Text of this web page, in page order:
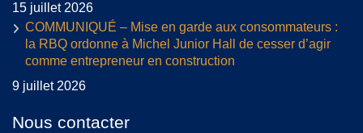
15 juillet 2026
COMMUNIQUÉ – Mise en garde aux consommateurs :
la RBQ ordonne à Michel Junior Hall de cesser d’agir
comme entrepreneur en construction
9 juillet 2026
Nous contacter